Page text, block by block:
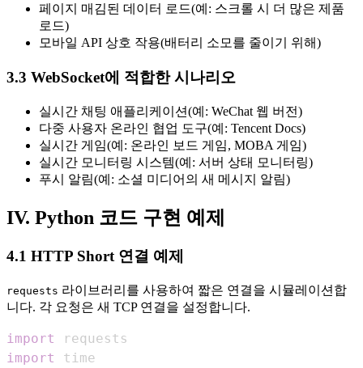
페이지 매김된 데이터 로드(예: 스크롤 시 더 많은 제품
로드)
모바일 API 상호 작용(배터리 소모를 줄이기 위해)
3.3 WebSocket에 적합한 시나리오
실시간 채팅 애플리케이션(예: WeChat 웹 버전)
다중 사용자 온라인 협업 도구(예: Tencent Docs)
실시간 게임(예: 온라인 보드 게임, MOBA 게임)
실시간 모니터링 시스템(예: 서버 상태 모니터링)
푸시 알림(예: 소셜 미디어의 새 메시지 알림)
IV. Python 코드 구현 예제
4.1 HTTP Short 연결 예제
requests 라이브러리를 사용하여 짧은 연결을 시뮬레이션합
니다. 각 요청은 새 TCP 연결을 설정합니다.
import
import